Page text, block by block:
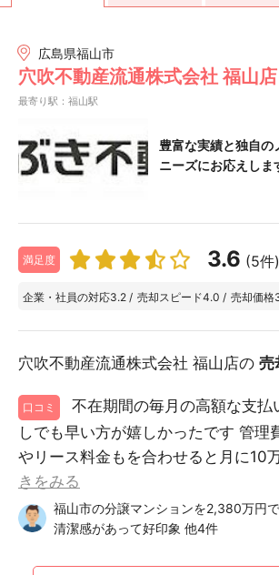
広島県福山市
穴吹不動産流通株式会社 福山店
最寄り駅：福山駅
豊富な実績と独自
ニーズにお応えしま
満足度 3.6 (5件)
企業・社員の対応3.2 / 売却スピード4.0 / 売却価格
穴吹不動産流通株式会社 福山店の 売
口コミ
不在期間の毎月の高額な支払
しでも早い方が嬉しかったです 管理
やリース料金もを合わせると月に10
きをみる
福山市の分譲マンションを2,380万円
清潔感があって好印象 他4件